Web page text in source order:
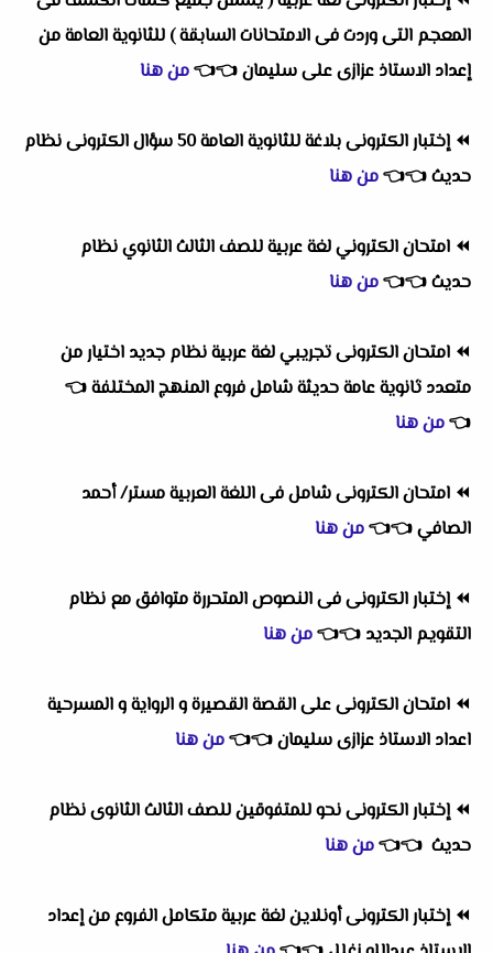
المعجم التى وردت فى الامتحانات السابقة ) للثانوية العامة من
إعداد الاستاذ عزازى على سليمان👈
👈من هنا
⏪
إختبار الكترونى بلاغة للثانوية العامة 50 سؤال الكترونى نظام
حديث👈
👈من هنا
⏪ امتحان الكتروني لغة عربية للصف الثالث الثانوي نظام
حديث👈
👈من هنا
⏪ امتحان الكترونى تجريبي لغة عربية نظام جديد اختيار من
متعدد ثانوية عامة حديثة شامل فروع المنهج المختلفة👈
👈من هنا
⏪ امتحان الكترونى شامل فى اللغة العربية مستر/ أحمد
الصافي👈
👈من هنا
⏪إختبار الكترونى فى النصوص المتحررة متوافق مع نظام
التقويم الجديد 👈
👈من هنا
⏪ امتحان الكترونى على القصة القصيرة و الرواية و المسرحية
اعداد الاستاذ عزازى سليمان👈
👈من هنا
⏪إختبار الكترونى نحو للمتفوقين للصف الثالث الثانوى نظام
حديث 👈
👈من هنا
⏪إختبار الكترونى أونلاين لغة عربية متكامل الفروع من إعداد